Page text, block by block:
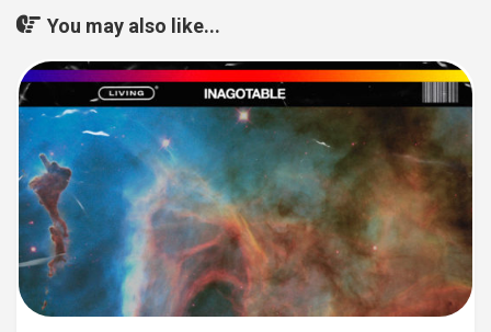
You may also like...